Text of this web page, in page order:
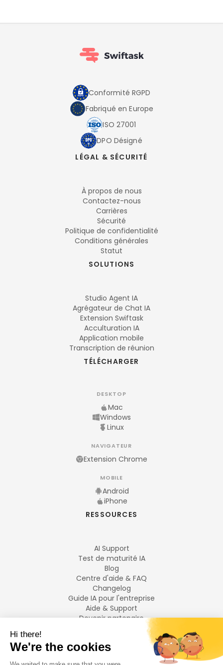
Conformité RGPD
Fabriqué en Europe
ISO 27001
DPO Désigné
LÉGAL & SÉCURITÉ
À propos de nous
Contactez-nous
Carrières
Sécurité
Politique de confidentialité
Conditions générales
Statut
SOLUTIONS
Studio Agent IA
Agrégateur de Chat IA
Extension Swiftask
Acculturation IA
Application mobile
Transcription de réunion
TÉLÉCHARGER
DESKTOP
Mac
Windows
Linux
NAVIGATEUR
Extension Chrome
MOBILE
Android
iPhone
RESSOURCES
AI Support
Test de maturité IA
Blog
Centre d'aide & FAQ
Changelog
Guide IA pour l'entreprise
Aide & Support
Devenir partenaire
LANGUES